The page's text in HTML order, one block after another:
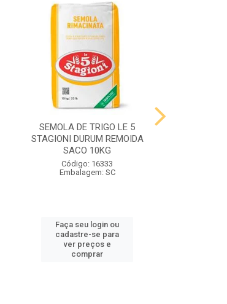
SEMOLA DE TRIGO LE 5
STAGIONI DURUM REMOIDA
SACO 10KG
Código: 16333
Embalagem: SC
Faça seu login ou
cadastre-se para
ver preços e
comprar